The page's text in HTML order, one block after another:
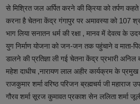
से मिश्रित जल अर्पित करने की क्रिया को तर्पण कहते
करना है चेतना केंद्र गंगापुर पर अमावस्या को 107
भाग लिया सनातन धर्म की रक्षा , मानव में देवत्व के
युग निर्माण योजना को जन-जन तक पहुंचाने व माता-
डालने की प्रतिज्ञा ली गई चेतना केंद्र प्रभारी
महेश दाधीच ,नारायण लाल अहीर कार्यक्रम के प्रमुख
राजकुमार शर्मा वरिष्ठ परिजन ब्रह्मचर्य जी
गौरव शर्मा सूरज कुमावत प्रकाश सेन ललिता शर्मा